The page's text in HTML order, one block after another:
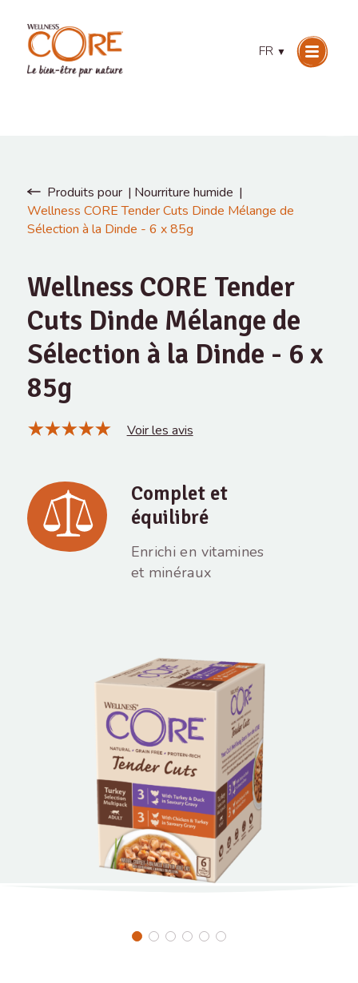
FR ▼
Produits pour
Nourriture humide
Wellness CORE Tender Cuts Dinde Mélange de
Sélection à la Dinde - 6 x 85g
Wellness CORE Tender
Cuts Dinde Mélange de
Sélection à la Dinde - 6 x
85g
Voir les avis
Complet et
équilibré
Enrichi en vitamines
et minéraux